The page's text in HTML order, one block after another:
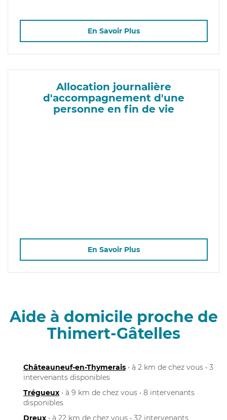
En Savoir Plus
Allocation journalière
d'accompagnement d'une
personne en fin de vie
En Savoir Plus
Aide à domicile proche de
Thimert-Gâtelles
Châteauneuf-en-Thymerais • à 2 km de chez vous • 3
intervenants disponibles
Trégueux • à 9 km de chez vous • 8 intervenants
disponibles
Dreux • à 22 km de chez vous • 32 intervenants